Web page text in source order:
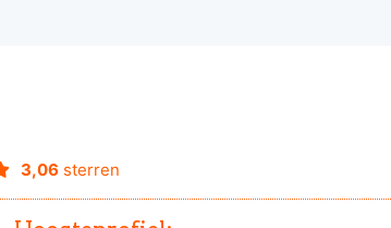
3,06 sterren